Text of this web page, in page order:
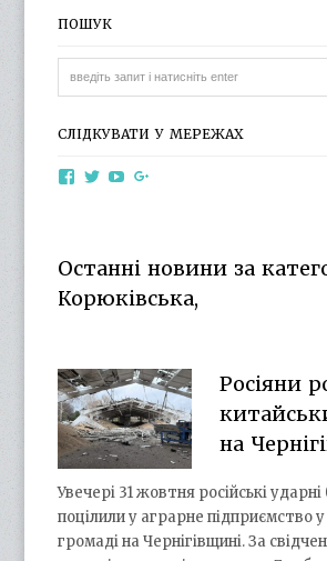
ПОШУК
СЛІДКУВАТИ У МЕРЕЖАХ
ViewViewView
YouTube
Останні новини за
Корюківська,
Росіяни
на
Увечері 31 жовтня російські
поцілили у аграрне підприємство
громаді на Чернігівщині. За